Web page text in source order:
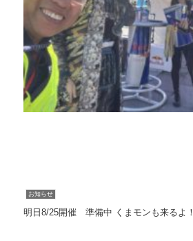
お知らせ
明日8/25開催 準備中 くまモンも来るよ！